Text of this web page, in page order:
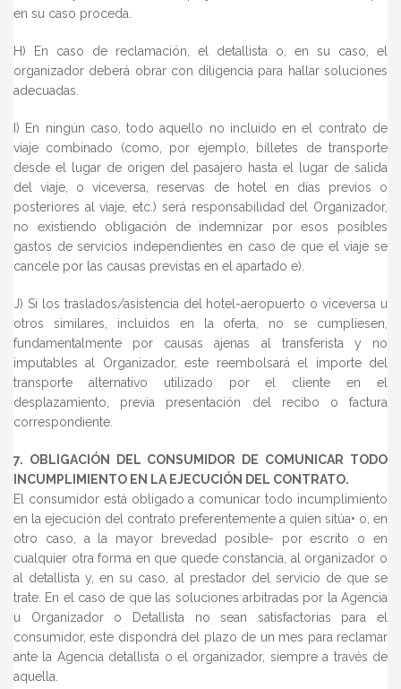
en su caso proceda.
H) En caso de reclamación, el detallista o, en su caso, el
organizador deberá obrar con diligencia para hallar soluciones
adecuadas.
I) En ningún caso, todo aquello no incluido en el contrato de
viaje combinado (como, por ejemplo, billetes de transporte
desde el lugar de origen del pasajero hasta el lugar de salida
del viaje, o viceversa, reservas de hotel en días previos o
posteriores al viaje, etc.) será responsabilidad del Organizador,
no existiendo obligación de indemnizar por esos posibles
gastos de servicios independientes en caso de que el viaje se
cancele por las causas previstas en el apartado e).
J) Si los traslados/asistencia del hotel-aeropuerto o viceversa u
otros similares, incluidos en la oferta, no se cumpliesen,
fundamentalmente por causas ajenas al transferista y no
imputables al Organizador, este reembolsará el importe del
transporte alternativo utilizado por el cliente en el
desplazamiento, previa presentación del recibo o factura
correspondiente.
7. OBLIGACIÓN DEL CONSUMIDOR DE COMUNICAR TODO
INCUMPLIMIENTO EN LA EJECUCIÓN DEL CONTRATO.
El consumidor está obligado a comunicar todo incumplimiento
en la ejecución del contrato preferentemente a quien sitúa• o, en
otro caso, a la mayor brevedad posible- por escrito o en
cualquier otra forma en que quede constancia, al organizador o
al detallista y, en su caso, al prestador del servicio de que se
trate. En el caso de que las soluciones arbitradas por la Agencia
u Organizador o Detallista no sean satisfactorias para el
consumidor, este dispondrá del plazo de un mes para reclamar
ante la Agencia detallista o el organizador, siempre a través de
aquella.